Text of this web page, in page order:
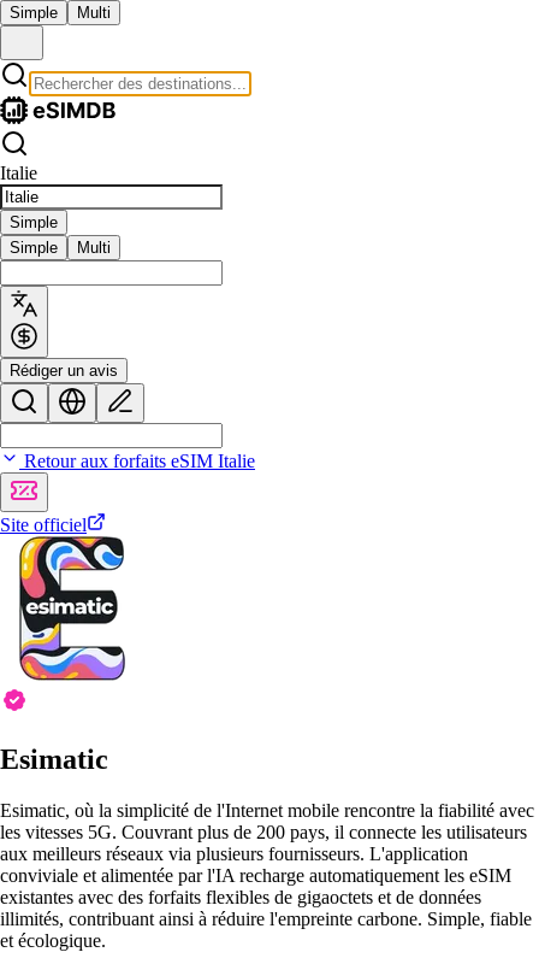
Simple Multi
Italie
Simple
Simple
Multi
Rédiger un avis
Retour aux forfaits eSIM Italie
Site officiel
Esimatic
Esimatic, où la simplicité de l'Internet mobile rencontre la fiabilité avec
les vitesses 5G. Couvrant plus de 200 pays, il connecte les utilisateurs
aux meilleurs réseaux via plusieurs fournisseurs. L'application
conviviale et alimentée par l'IA recharge automatiquement les eSIM
existantes avec des forfaits flexibles de gigaoctets et de données
illimités, contribuant ainsi à réduire l'empreinte carbone. Simple, fiable
et écologique.